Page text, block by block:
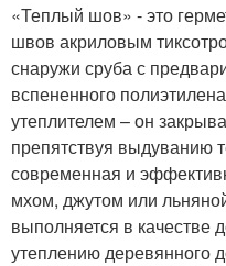
«Теплый шов» - это
швов акриловым
снаружи сруба с
вспененного
утеплителем – он
препятствуя выдуванию
современная и
мхом, джутом или
выполняется в качестве
утеплению деревянного